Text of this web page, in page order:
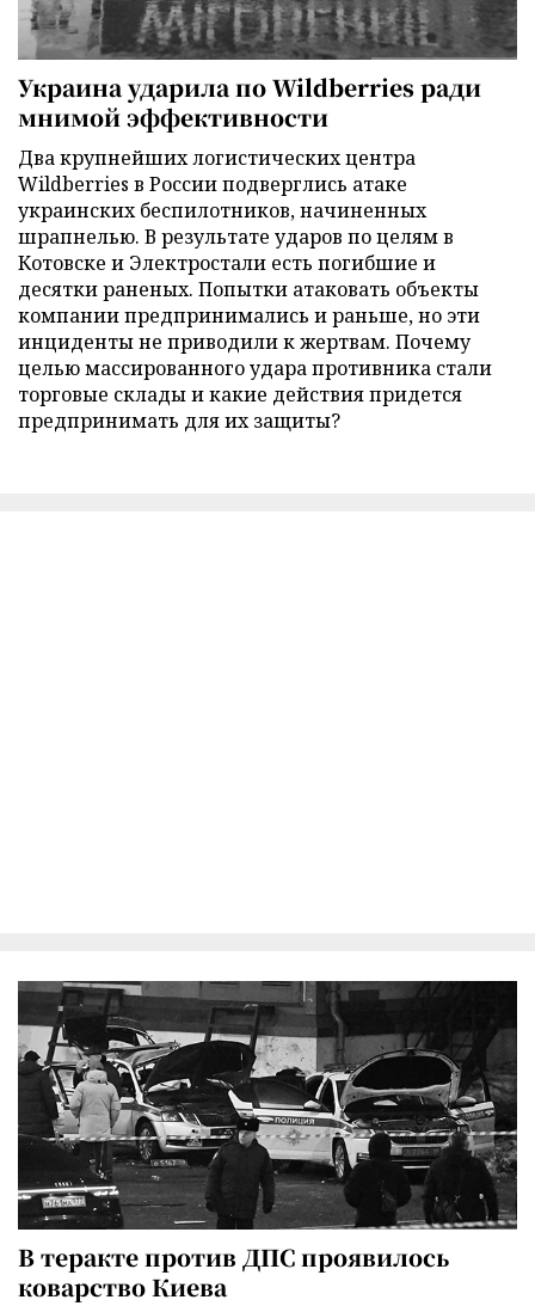
Украина ударила по Wildberries ради
мнимой эффективности
Два крупнейших логистических центра
Wildberries в России подверглись атаке
украинских беспилотников, начиненных
шрапнелью. В результате ударов по целям в
Котовске и Электростали есть погибшие и
десятки раненых. Попытки атаковать объекты
компании предпринимались и раньше, но эти
инциденты не приводили к жертвам. Почему
целью массированного удара противника стали
торговые склады и какие действия придется
предпринимать для их защиты?
В теракте против ДПС проявилось
коварство Киева